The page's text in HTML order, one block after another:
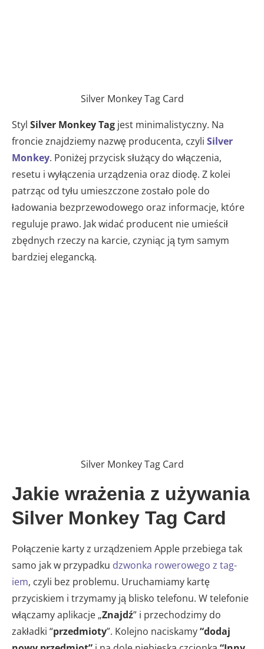
Silver Monkey Tag Card
Styl Silver Monkey Tag jest minimalistyczny. Na
froncie znajdziemy nazwę producenta, czyli Silver
Monkey. Poniżej przycisk służący do włączenia,
resetu i wyłączenia urządzenia oraz diodę. Z kolei
patrząc od tyłu umieszczone zostało pole do
ładowania bezprzewodowego oraz informacje, które
reguluje prawo. Jak widać producent nie umieścił
zbędnych rzeczy na karcie, czyniąc ją tym samym
bardziej elegancką.
Silver Monkey Tag Card
Jakie wrażenia z używania
Silver Monkey Tag Card
Połączenie karty z urządzeniem Apple przebiega tak
samo jak w przypadku dzwonka rowerowego z tag-
iem, czyli bez problemu. Uruchamiamy kartę
przyciskiem i trzymamy ją blisko telefonu. W telefonie
włączamy aplikacje „Znajdź” i przechodzimy do
zakładki “przedmioty”. Kolejno naciskamy“dodaj